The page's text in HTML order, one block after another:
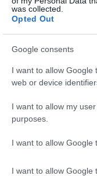
was collected.
Opted Out
Google consents
I want to allow Google
web or device
I want to allow my
purposes.
I want to allow Google
I want to allow Google
hírek
is szakirányú
Egyetem